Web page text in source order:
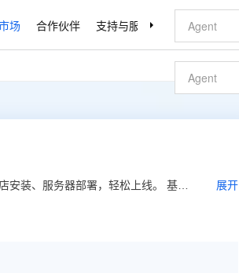
场 合作伙伴 支持与服务 了解阿里云
装、服务器部署，轻松上线。 基础
展开